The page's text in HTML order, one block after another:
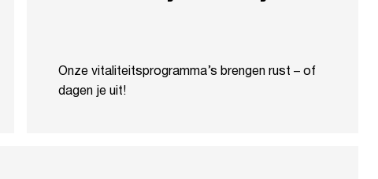
Onze vitaliteitsprogramma’s brengen rust – of
dagen je uit!